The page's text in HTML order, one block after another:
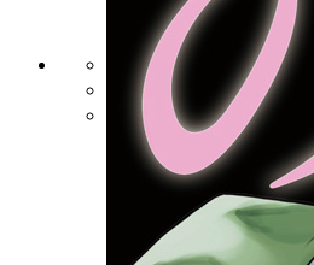
NEWS
プライバシー・ポリシー
利用規約
講談社